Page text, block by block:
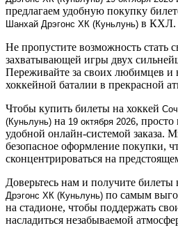
предлагаем удобную покупку
Шанхай Дрэгонс ХК (Куньлунь) в КХЛ.
Не пропустите возможность стать
захватывающей игры двух
Переживайте за своих любимцев и
хоккейной баталии в прекрасной
Чтобы купить билеты на хоккей
(Куньлунь) на 19 октября 2026, просто
удобной онлайн-системой заказа.
безопасное оформление покупки,
сконцентрироваться на
Доверьтесь нам и получите билеты
Дрэгонс ХК (Куньлунь) по самым
на стадионе, чтобы поддержать
насладиться незабываемой